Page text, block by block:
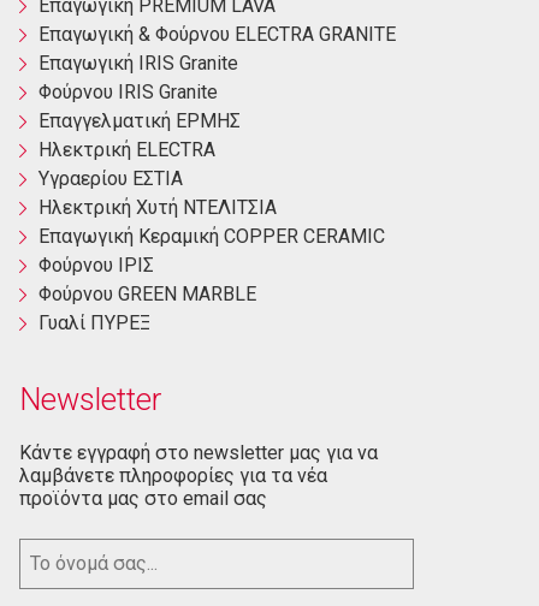
Eπαγωγικη PREMIUM LAVA
Eπαγωγική & Φούρνου ELECTRA GRANITE
Επαγωγική ΙRIS Granite
Φούρνου ΙRIS Granite
Επαγγελματική ΕΡΜΗΣ
Ηλεκτρική ΕLECTRA
Yγραερίου ΕΣΤΙΑ
Ηλεκτρική Χυτή ΝΤΕΛΙΤΣΙΑ
Επαγωγική Κεραμική COPPER CERAMIC
Φούρνου ΙΡΙΣ
Φούρνου GREEN MARBLE
Γυαλί ΠΥΡΕΞ
Newsletter
Κάντε εγγραφή στο newsletter μας για να
λαμβάνετε πληροφορίες για τα νέα
προϊόντα μας στο email σας